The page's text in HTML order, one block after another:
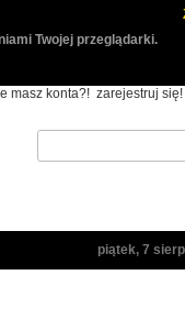
Twojej przeglądarki.
masz konta?! zarejestruj się!
piątek, 7